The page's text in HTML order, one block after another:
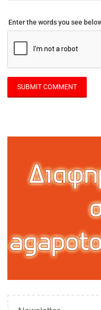
Enter the words you see